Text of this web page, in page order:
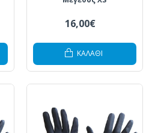
16,00€
ΚΑΛΆΘΙ